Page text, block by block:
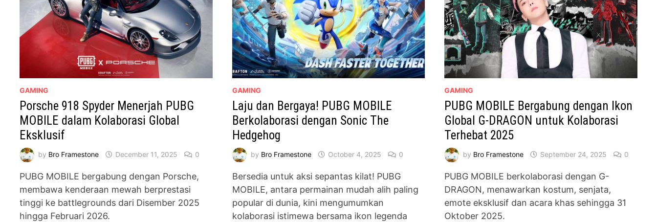
GAMING
Porsche 918 Spyder Menerjah PUBG
MOBILE dalam Kolaborasi Global
Eksklusif
by Bro Framestone December 11, 2025 0
PUBG MOBILE bergabung dengan Porsche,
membawa kenderaan mewah berprestasi
tinggi ke battlegrounds dari Disember 2025
hingga Februari 2026.
GAMING
Laju dan Bergaya! PUBG MOBILE
Berkolaborasi dengan Sonic The
Hedgehog
by Bro Framestone October 4, 2025 0
Bersedia untuk aksi sepantas kilat! PUBG
MOBILE, antara permainan mudah alih paling
popular di dunia, kini mengumumkan
kolaborasi istimewa bersama ikon legenda
GAMING
PUBG MOBILE Bergabung dengan Ikon
Global G-DRAGON untuk Kolaborasi
Terhebat 2025
by Bro Framestone September 24, 2025 0
PUBG MOBILE berkolaborasi dengan G-
DRAGON, menawarkan kostum, senjata,
emote eksklusif dan acara khas sehingga 31
Oktober 2025.